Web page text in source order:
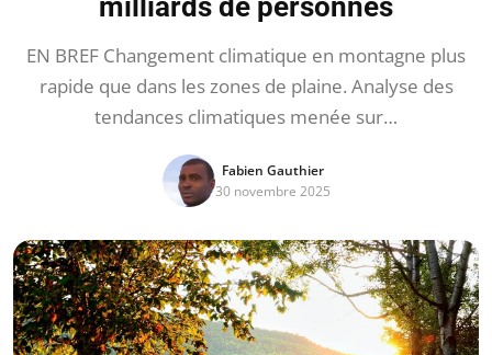
milliards de personnes
EN BREF Changement climatique en montagne plus
rapide que dans les zones de plaine. Analyse des
tendances climatiques menée sur…
Fabien Gauthier
30 novembre 2025